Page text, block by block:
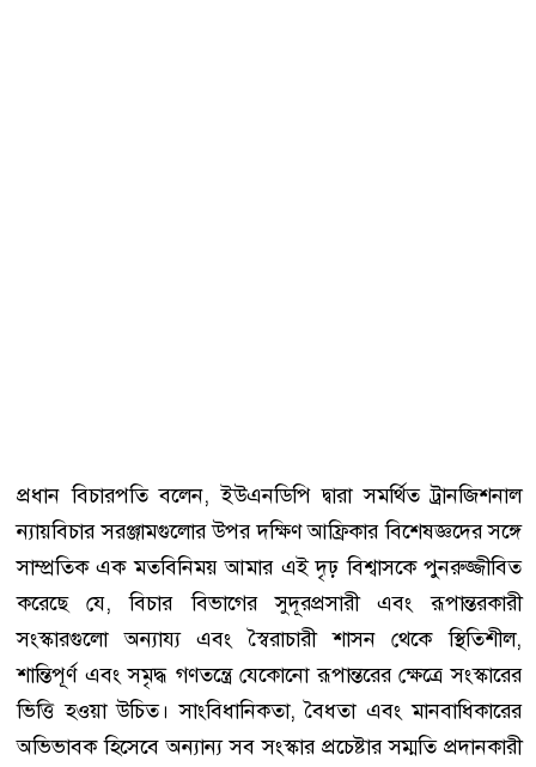
প্রধান বিচারপতি বলেন, ইউএনডিপি দ্বারা সমর্থিত ট্রানজিশনাল
ন্যায়বিচার সরঞ্জামগুলোর উপর দক্ষিণ আফ্রিকার বিশেষজ্ঞদের সঙ্গে
সাম্প্রতিক এক মতবিনিময় আমার এই দৃঢ় বিশ্বাসকে পুনরুজ্জীবিত
করেছে যে, বিচার বিভাগের সুদূরপ্রসারী এবং রূপান্তরকারী
সংস্কারগুলো অন্যায্য এবং স্বৈরাচারী শাসন থেকে স্থিতিশীল,
শান্তিপূর্ণ এবং সমৃদ্ধ গণতন্ত্রে যেকোনো রূপান্তরের ক্ষেত্রে সংস্কারের
ভিত্তি হওয়া উচিত। সাংবিধানিকতা, বৈধতা এবং মানবাধিকারের
অভিভাবক হিসেবে অন্যান্য সব সংস্কার প্রচেষ্টার সম্মতি প্রদানকারী